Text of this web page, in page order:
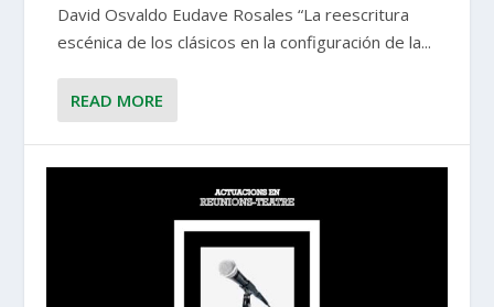
David Osvaldo Eudave Rosales “La reescritura
escénica de los clásicos en la configuración de la...
READ MORE